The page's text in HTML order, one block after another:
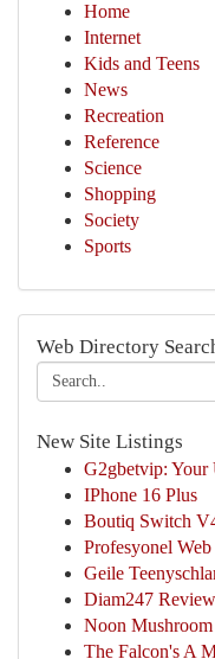
Home
Internet
Kids and Teens
News
Recreation
Reference
Science
Shopping
Society
Sports
Web Directory
New Site Listings
G2gbetvip: Your
IPhone 16 Plus
Boutiq Switch
Profesyonel
Geile
Diam247
Noon
The Falcon's A